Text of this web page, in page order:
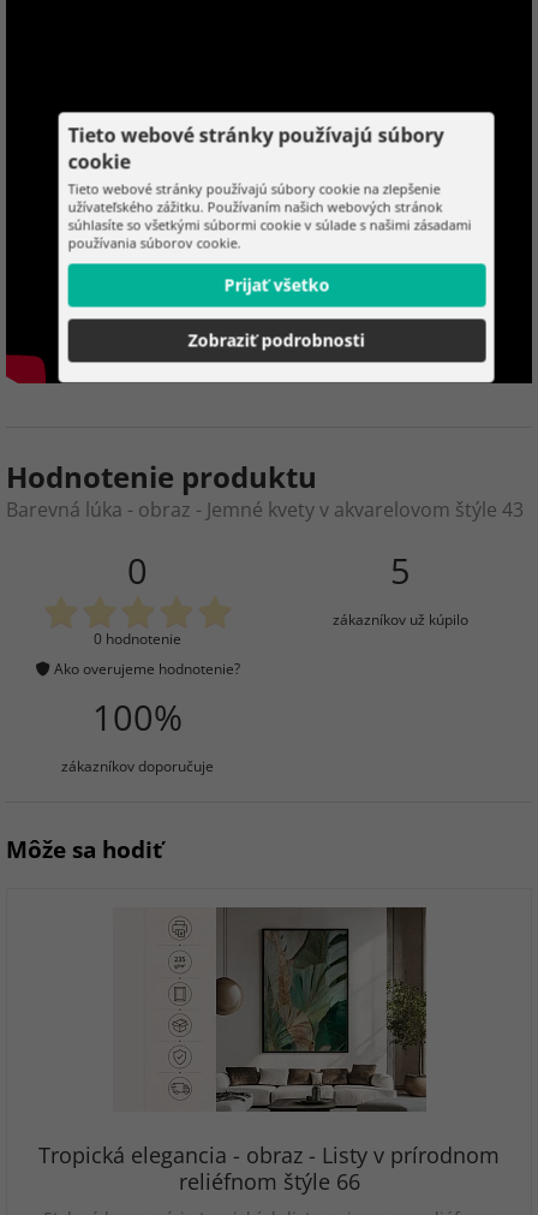
Hodnotenie produktu
Barevná lúka - obraz - Jemné kvety v akvarelovom štýle 43
0
0 hodnotenie
Ako overujeme hodnotenie?
5
zákazníkov už kúpilo
100%
zákazníkov doporučuje
Môže sa hodiť
Tropická elegancia - obraz - Listy v prírodnom
reliéfnom štýle 66
Tieto webové stránky používajú súbory
cookie
Tieto webové stránky používajú súbory cookie na zlepšenie
užívateľského zážitku. Používaním našich webových stránok
súhlasíte so všetkými súbormi cookie v súlade s našimi zásadami
používania súborov cookie.
Prijať všetko
Zobraziť podrobnosti